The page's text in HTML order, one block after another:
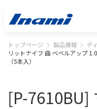
トップページ 製品情報 デ
リットナイフ 曲 べベルアップ
（5本入）
[P-7610BU]